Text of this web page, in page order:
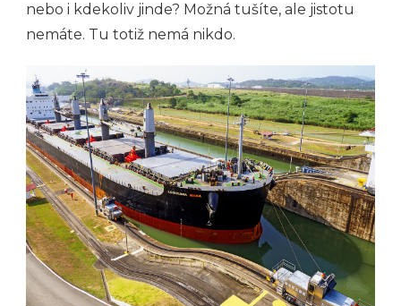
nebo i kdekoliv jinde? Možná tušíte, ale jistotu
nemáte. Tu totiž nemá nikdo.